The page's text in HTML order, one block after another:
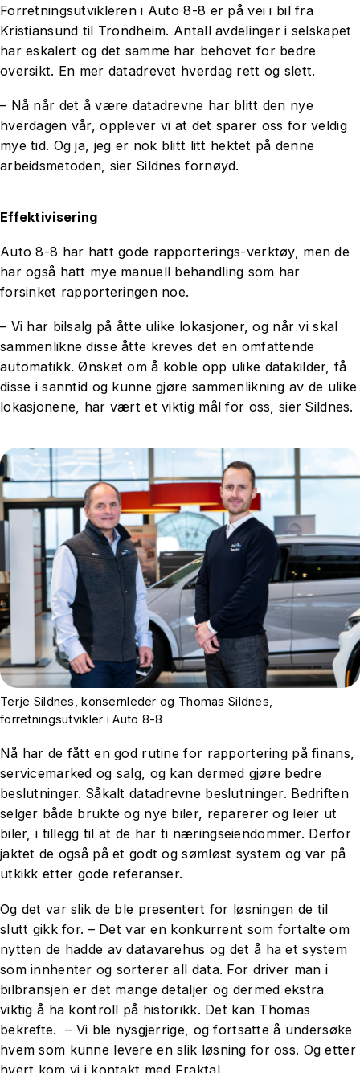
Forretningsutvikleren i Auto 8-8 er på vei i bil fra
Kristiansund til Trondheim. Antall avdelinger i selskapet
har eskalert og det samme har behovet for bedre
oversikt. En mer datadrevet hverdag rett og slett.
– Nå når det å være datadrevne har blitt den nye
hverdagen vår, opplever vi at det sparer oss for veldig
mye tid. Og ja, jeg er nok blitt litt hektet på denne
arbeidsmetoden, sier Sildnes fornøyd.
Effektivisering
Auto 8-8 har hatt gode rapporterings-verktøy, men de
har også hatt mye manuell behandling som har
forsinket rapporteringen noe.
– Vi har bilsalg på åtte ulike lokasjoner, og når vi skal
sammenlikne disse åtte kreves det en omfattende
automatikk. Ønsket om å koble opp ulike datakilder, få
disse i sanntid og kunne gjøre sammenlikning av de ulike
lokasjonene, har vært et viktig mål for oss, sier Sildnes.
Terje Sildnes, konsernleder og Thomas Sildnes,
forretningsutvikler i Auto 8-8
Nå har de fått en god rutine for rapportering på finans,
servicemarked og salg, og kan dermed gjøre bedre
beslutninger. Såkalt datadrevne beslutninger. Bedriften
selger både brukte og nye biler, reparerer og leier ut
biler, i tillegg til at de har ti næringseiendommer. Derfor
jaktet de også på et godt og sømløst system og var på
utkikk etter gode referanser.
Og det var slik de ble presentert for løsningen de til
slutt gikk for. – Det var en konkurrent som fortalte om
nytten de hadde av datavarehus og det å ha et system
som innhenter og sorterer all data. For driver man i
bilbransjen er det mange detaljer og dermed ekstra
viktig å ha kontroll på historikk. Det kan Thomas
bekrefte. – Vi ble nysgjerrige, og fortsatte å undersøke
hvem som kunne levere en slik løsning for oss. Og etter
hvert kom vi i kontakt med Fraktal.